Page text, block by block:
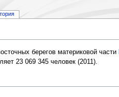
берегов материковой части
23 069 345 человек (2011).